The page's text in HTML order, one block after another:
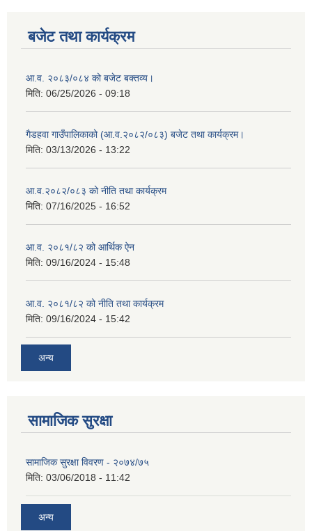
बजेट तथा कार्यक्रम
आ.व. २०८३/०८४ को बजेट बक्तव्य।
मिति: 06/25/2026 - 09:18
गैडहवा गाउँपालिकाको (आ.व.२०८२/०८३) बजेट तथा कार्यक्रम।
मिति: 03/13/2026 - 13:22
आ.व.२०८२/०८३ को नीति तथा कार्यक्रम
मिति: 07/16/2025 - 16:52
आ.व. २०८१/८२ को आर्थिक ऐन
मिति: 09/16/2024 - 15:48
आ.व. २०८१/८२ को नीति तथा कार्यक्रम
मिति: 09/16/2024 - 15:42
अन्य
सामाजिक सुरक्षा
सामाजिक सुरक्षा विवरण - २०७४/७५
मिति: 03/06/2018 - 11:42
अन्य